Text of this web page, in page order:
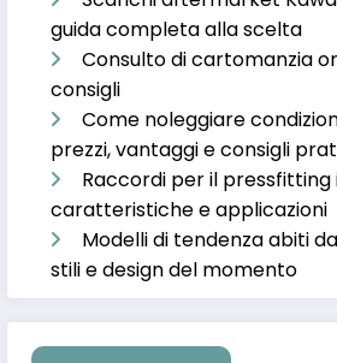
guida completa alla scelta
Consulto di cartomanzia
consigli
Come noleggiare
prezzi, vantaggi e consigli
Raccordi per il pressfitting
caratteristiche e applicazioni
Modelli di tendenza abiti
stili e design del momento